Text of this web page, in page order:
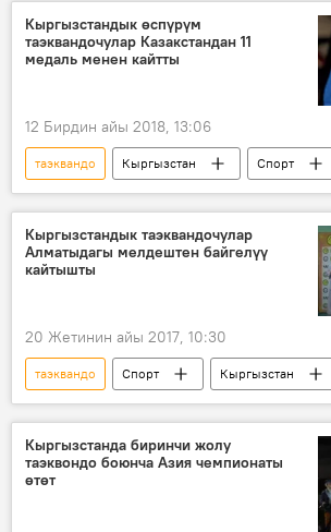
Кыргызстандык өспүрүм
таэквандочулар Казакстандан 11
медаль менен кайтты
12 Бирдин айы 2018, 13:06
таэквандо Кыргызстан
Спорт
Жаңылыктар
турнир
Кыргызстандык таэквандочулар
Алматыдагы мелдештен байгелүү
кайтышты
20 Жетинин айы 2017, 10:30
таэквандо Спорт
Кыргызстан
Жаңылыктар
Алматы мелдеш
Кыргызстанда биринчи жолу
таэквондо боюнча Азия чемпионаты
өтөт